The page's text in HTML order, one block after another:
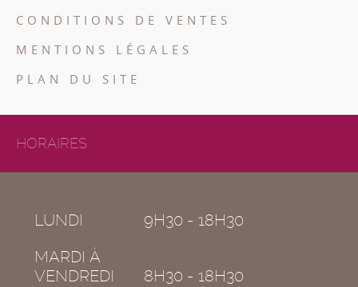
CONDITIONS DE VENTES
MENTIONS LÉGALES
PLAN DU SITE
HORAIRES
LUNDI
9H30 - 18H30
MARDI À
VENDREDI
8H30 - 18H30